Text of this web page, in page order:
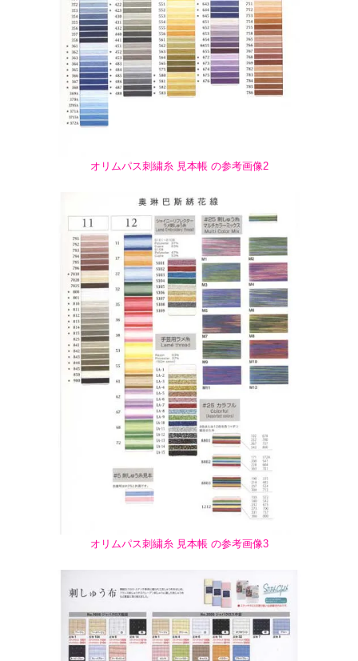
オリムパス刺繍糸 見本帳 の参考画像2
オリムパス刺繍糸 見本帳 の参考画像3